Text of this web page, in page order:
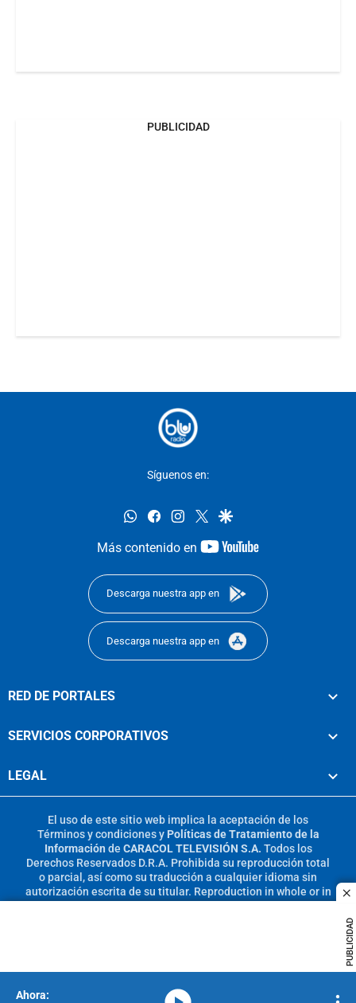
PUBLICIDAD
PUBLICIDAD
Síguenos en:
whatsappfacebookinstagram
twittergoogle
Más contenido en
youtube-
Descarga nuestra app en
Descarga nuestra app en
RED DE PORTALES
SERVICIOS CORPORATIVOS
LEGAL
El uso de este sitio web implica la aceptación de los
Términos y condicionesy Políticas de Tratamiento de la
Información de CARACOL TELEVISIÓN S.A. Todos los
Derechos Reservados D.R.A. Prohibida su reproducción total
o parcial, así como su traducción a cualquier idioma sin
autorización escrita de su titular. Reproduction in whole or in